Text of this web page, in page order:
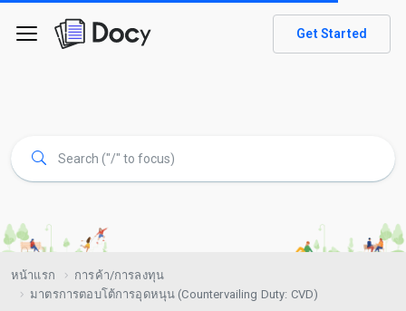
Get Started
หน้าแรก
การค้า/การลงทุน
มาตรการตอบโต้การอุดหนุน (Countervailing Duty: CVD)